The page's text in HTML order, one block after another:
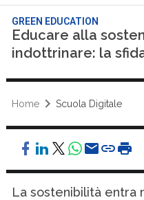
GREEN EDUCATION
Educare alla
indottrinare: la
Home Scuola Digitale
La sostenibilità entra